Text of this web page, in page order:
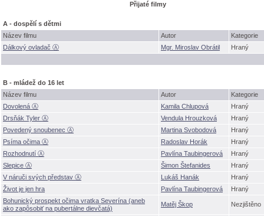
Přijaté filmy
A - dospělí s dětmi
Název filmu
Autor Kategorie
Dálkový ovladač Ⓐ
Mgr. Miroslav Obrátil Hraný
B - mládež do 16 let
Název filmu
Autor Kategorie
Dovolená Ⓐ
Kamila Chlupov Hraný
Drsňák Tyler Ⓐ
Vendula Hrouzkov Hraný
Povedený snoubenec Ⓐ
Martina Svobodov Hraný
Psíma očima Ⓐ
Radoslav Horák Hraný
Rozhodnutí Ⓐ
Pavlína Taubingerov Hraný
Slepice Ⓐ
imon Štefanides Hraný
V náruči svých představ Ⓐ
Lukáš Hanák Hraný
ivot je jen hra
Pavlína Taubingerov Hraný
Bohunický prospekt očima vratka Severína (aneb
ako zapôsobiť na pubertálne dievčatá)
Matěj Škop Nezjištěno